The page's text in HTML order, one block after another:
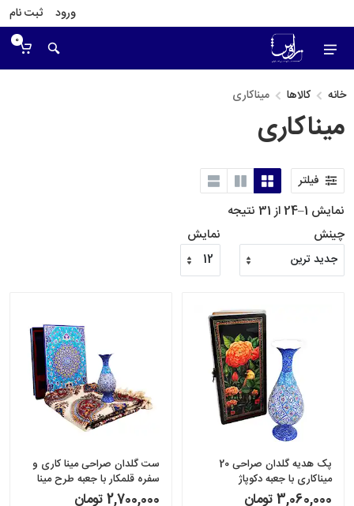
ورود ثبت نام
0
خانه کالاها میناکاری
میناکاری
فیلتر
نمایش 1–24 از 31 نتیجه
چینش
نمایش
پک هدیه گلدان صراحی 20
میناکاری با جعبه دکوپاژ
3,060,000 تومان
ست گلدان صراحی مینا کاری و
سفره قلمکار با جعبه طرح مینا
2,700,000 تومان